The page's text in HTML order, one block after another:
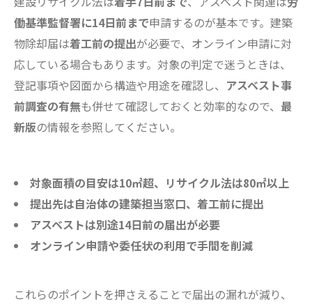
働基準監督署に14日前まで申請するのが基本です。建築
物除却届は着工前の提出が必要で、オンライン申請に対
応している場合もあります。対象の判定で迷うときは、
登記事項や図面から構造や用途を確認し、 アスベスト事
前調査の有無も併せて確認しておくと効率的なので、 最
新版の情報を参照してください。
対象面積の目安は10㎡超、リサイクル法は80㎡以上
提出先は自治体の建築担当窓口、着工前に提出
アスベストは別途14日前の届出が必要
オンライン申請や委任状の利用で手間を削減
これらのポイントを押さえることで届出の漏れが減り、